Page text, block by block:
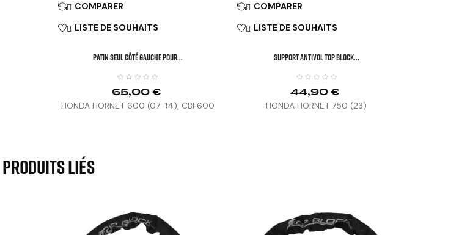
 COMPARER
 LISTE DE SOUHAITS
Patin Seul Côté Gauche Pour...
65,00 €
HONDA HORNET 600 (07-14), CBF600
 COMPARER
 LISTE DE SOUHAITS
SUPPORT ANTIVOL TOP BLOCK...
44,90 €
HONDA HORNET 750 (23)
Produits Liés